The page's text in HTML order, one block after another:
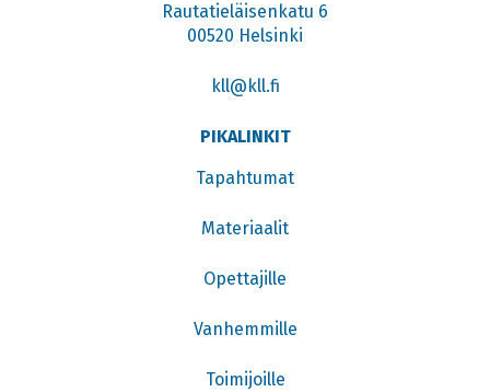
Rautatieläisenkatu 6
00520 Helsinki
kll@kll.fi
PIKALINKIT
Tapahtumat
Materiaalit
Opettajille
Vanhemmille
Toimijoille